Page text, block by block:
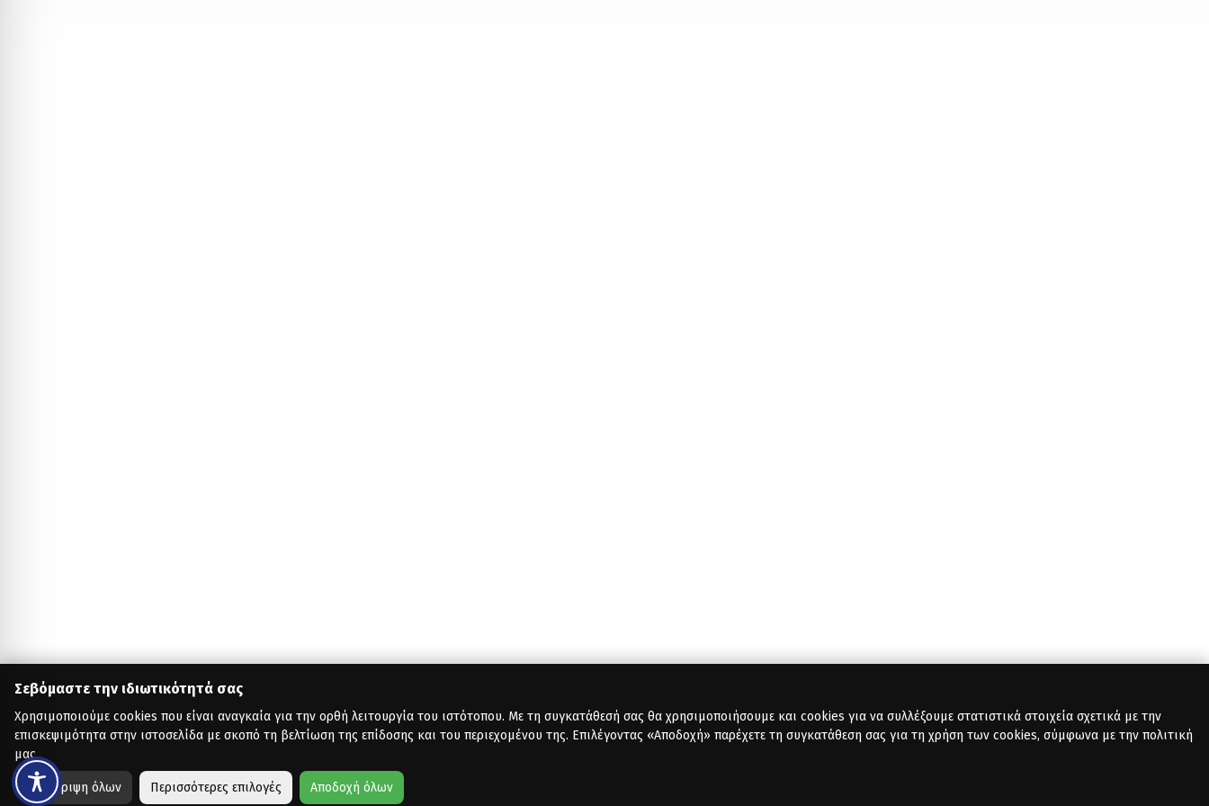
Σεβόμαστε την ιδιωτικότητά σας
Χρησιμοποιούμε cookies που είναι αναγκαία για την ορθή λειτουργία του ιστότοπου. Με τη συγκατάθεσή σας θα χρησιμοποιήσουμε και cookies για να συλλέξουμε στατιστικά στοιχεία σχετικά με την
επισκεψιμότητα στην ιστοσελίδα με σκοπό τη βελτίωση της επίδοσης και του περιεχομένου της. Επιλέγοντας «Αποδοχή» παρέχετε τη συγκατάθεση σας για τη χρήση των cookies, σύμφωνα με την πολιτική
μας.
Απόρριψη όλων Περισσότερες επιλογές Αποδοχή όλων